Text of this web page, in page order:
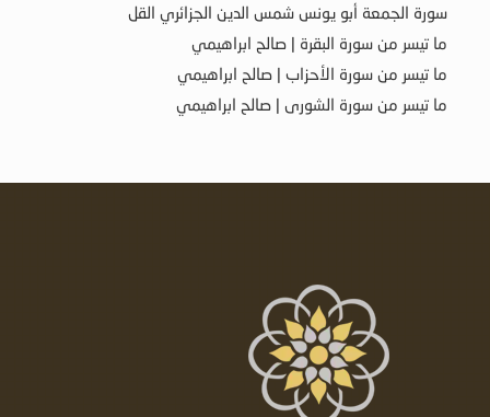
سورة الجمعة أبو يونس شمس الدين الجزائري القل
ما تيسر من سورة البقرة | صالح ابراهيمي
ما تيسر من سورة الأحزاب | صالح ابراهيمي
ما تيسر من سورة الشورى | صالح ابراهيمي